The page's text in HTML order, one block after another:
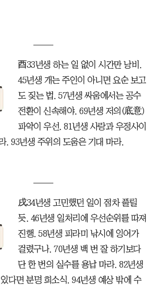
酉33년생 하는 일 없이 시간만 낭비.
45년생 개는 주인이 아니면 요순 보고
도 짖는 법. 57년생 싸움에서는 공수
전환이 신속해야. 69년생 저의(底意)
파악이 우선. 81년생 사랑과 우정사이
. 93년생 주위의 도움은 기대 마라.
戌34년생 고민했던 일이 점차 풀릴
듯. 46년생 일처리에 우선순위를 따져
진행. 58년생 피라미 낚시에 잉어가
걸렸구나. 70년생 백 번 잘 하기보다
단 한 번의 실수를 용납 마라. 82년생
다면 분명 희소식. 94년생 예상 밖에 수